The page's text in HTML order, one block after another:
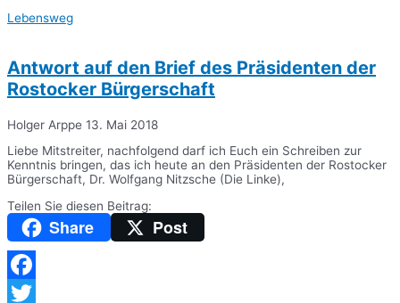
Lebensweg
Antwort auf den Brief des Präsidenten der
Rostocker Bürgerschaft
Holger Arppe 13. Mai 2018
Liebe Mitstreiter, nachfolgend darf ich Euch ein Schreiben zur
Kenntnis bringen, das ich heute an den Präsidenten der Rostocker
Bürgerschaft, Dr. Wolfgang Nitzsche (Die Linke),
Teilen Sie diesen Beitrag:
Share Post
Facebook